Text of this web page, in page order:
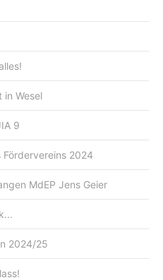
in Wesel
9
2024
MdEP Jens Geier
2024/25